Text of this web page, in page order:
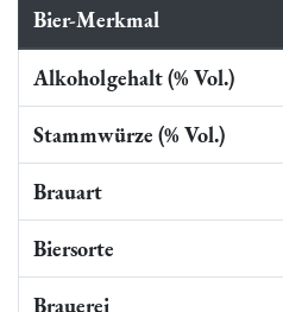
Bier-Merkmal
Alkoholgehalt (% Vol.)
Stammwürze (% Vol.)
Brauart
Biersorte
Brauerei